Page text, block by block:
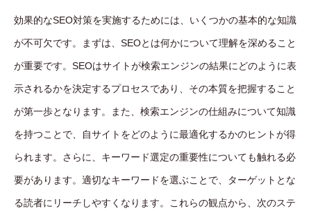
効果的なSEO対策を実施するためには、いくつかの基本的な知識
が不可欠です。まずは、SEOとは何かについて理解を深めること
が重要です。SEOはサイトが検索エンジンの結果にどのように表
示されるかを決定するプロセスであり、その本質を把握すること
が第一歩となります。また、検索エンジンの仕組みについて知識
を持つことで、自サイトをどのように最適化するかのヒントが得
られます。さらに、キーワード選定の重要性についても触れる必
要があります。適切なキーワードを選ぶことで、ターゲットとな
る読者にリーチしやすくなります。これらの観点から、次のステ